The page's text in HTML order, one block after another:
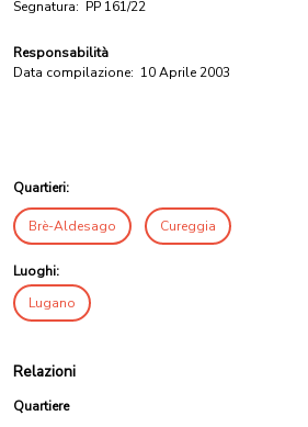
Segnatura: PP 161/22
Responsabilità
Data compilazione: 10 Aprile 2003
Quartieri:
Brè-Aldesago Cureggia
Luoghi:
Lugano
Relazioni
Quartiere